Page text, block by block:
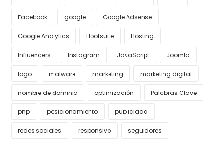
Facebook google Google Adsense
Google Analytics Hootsuite Hosting
Influencers Instagram JavaScript Joomla
logo malware marketing marketing digital
nombre de dominio optimización Palabras Clave
php posicionamiento publicidad
redes sociales responsivo seguidores